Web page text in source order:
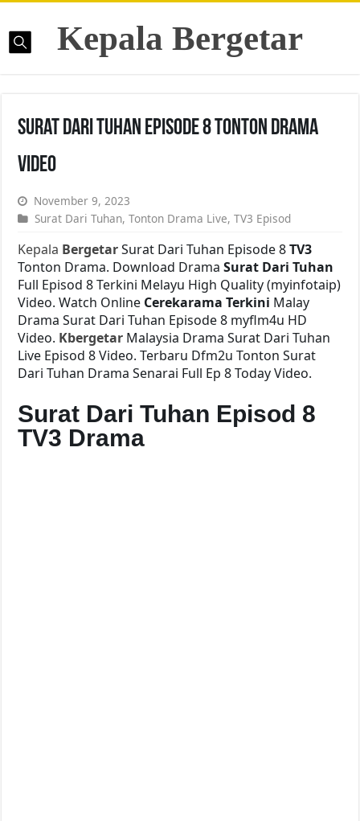
Kepala Bergetar
Surat Dari Tuhan Episode 8 Tonton Drama
Video
November 9, 2023
Surat Dari Tuhan,Tonton Drama Live,TV3 Episod
Kepala BergetarSurat Dari Tuhan Episode 8TV3
Tonton Drama. Download DramaSurat Dari Tuhan
Full Episod 8 Terkini Melayu High Quality (myinfotaip)
Video. Watch Online Cerekarama Terkini Malay
Drama Surat Dari Tuhan Episode 8 myflm4u HD
Video. Kbergetar Malaysia Drama Surat Dari Tuhan
Live Episod 8 Video. Terbaru Dfm2u Tonton Surat
Dari Tuhan Drama Senarai Full Ep 8 Today Video.
Surat Dari Tuhan Episod 8
TV3 Drama